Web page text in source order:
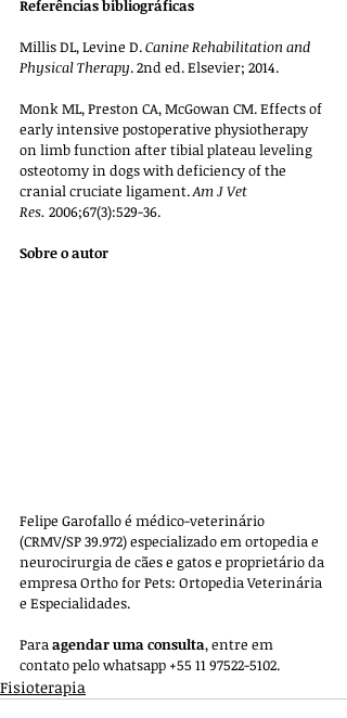
Referências bibliográficas
Millis DL, Levine D. Canine Rehabilitation and
Physical Therapy. 2nd ed. Elsevier; 2014.
Monk ML, Preston CA, McGowan CM. Effects of
early intensive postoperative physiotherapy
on limb function after tibial plateau leveling
osteotomy in dogs with deficiency of the
cranial cruciate ligament. Am J Vet
Res. 2006;67(3):529-36.
Sobre o autor
Felipe Garofallo é médico-veterinário
(CRMV/SP 39.972) especializado em ortopedia e
neurocirurgia de cães e gatos e proprietário da
empresa Ortho for Pets: Ortopedia Veterinária
e Especialidades.
Para agendar uma consulta, entre em
contato pelo whatsapp +55 11 97522-5102.
Fisioterapia